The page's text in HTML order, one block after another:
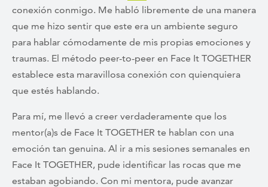
conexión conmigo. Me habló libremente de una manera
que me hizo sentir que este era un ambiente seguro
para hablar cómodamente de mis propias emociones y
traumas. El método peer-to-peer en Face It TOGETHER
establece esta maravillosa conexión con quienquiera
que estés hablando.
Para mí, me llevó a creer verdaderamente que los
mentor(a)s de Face It TOGETHER te hablan con una
emoción tan genuina. Al ir a mis sesiones semanales en
Face It TOGETHER, pude identificar las rocas que me
estaban agobiando. Con mi mentora, pude avanzar